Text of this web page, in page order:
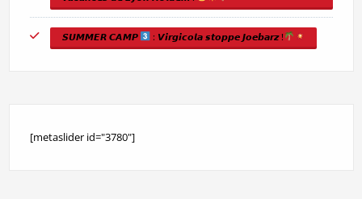
𝙎𝙐𝙈𝙈𝙀𝙍 𝘾𝘼𝙈𝙋 : 𝙑𝙞𝙧𝙜𝙞𝙘𝙤𝙡𝙖 𝙨𝙩𝙤𝙥𝙥𝙚 𝙅𝙤𝙚𝙗𝙖𝙧𝙯 !
[metaslider id="3780"]